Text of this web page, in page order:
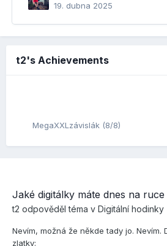
19. dubna 2025
t2's Achievements
MegaXXLzávislák (8/8)
Jaké digitálky máte dnes na ruce
t2 odpověděl téma v Digitální hodinky
Nevím, možná že někde tady jo. Nevím.
zlatky: